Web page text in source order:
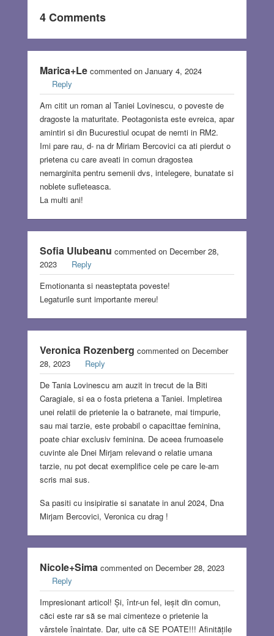
4 Comments
Marica+Lecommented on January 4, 2024
Reply
Am citit un roman al Taniei Lovinescu, o poveste de
dragoste la maturitate. Peotagonista este evreica, apar
amintiri si din Bucurestiul ocupat de nemti in RM2.
Imi pare rau, d- na dr Miriam Bercovici ca ati pierdut o
prietena cu care aveati in comun dragostea
nemarginita pentru semenii dvs, intelegere, bunatate si
noblete sufleteasca.
La multi ani!
Sofia Ulubeanu commented on December 28,
2023
Reply
Emotionanta si neasteptata poveste!
Legaturile sunt importante mereu!
Veronica Rozenberg commented on December
28, 2023
Reply
De Tania Lovinescu am auzit in trecut de la Biti
Caragiale, si ea o fosta prietena a Taniei. Impletirea
unei relatii de prietenie la o batranete, mai timpurie,
sau mai tarzie, este probabil o capacittae feminina,
poate chiar exclusiv feminina. De aceea frumoasele
cuvinte ale Dnei Mirjam relevand o relatie umana
tarzie, nu pot decat exemplifice cele pe care le-am
scris mai sus.
Sa pasiti cu insipiratie si sanatate in anul 2024, Dna
Mirjam Bercovici, Veronica cu drag !
Nicole+Simacommented on December 28, 2023
Reply
Impresionant articol! Și, într-un fel, ieșit din comun,
căci este rar să se mai cimenteze o prietenie la
vârstele înaintate. Dar, uite că SE POATE!!! Afinitățile